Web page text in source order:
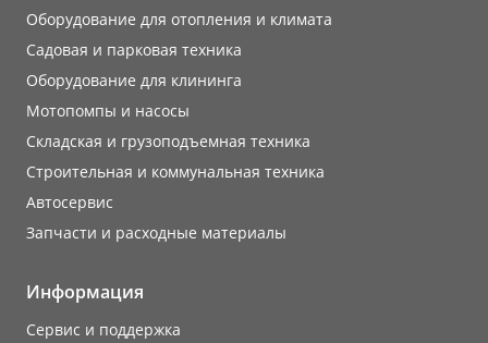
Оборудование для отопления и климата
Садовая и парковая техника
Оборудование для клининга
Мотопомпы и насосы
Складская и грузоподъемная техника
Строительная и коммунальная техника
Автосервис
Запчасти и расходные материалы
Информация
Сервис и поддержка